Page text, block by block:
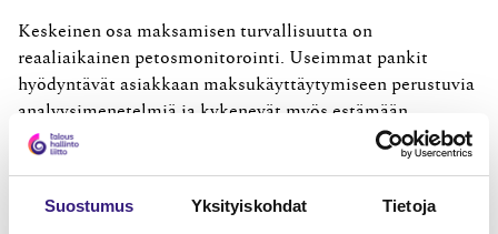
Suostumus Yksityiskohdat Tietoja
Keskeinen osa maksamisen turvallisuutta on
reaaliaikainen petosmonitorointi. Useimmat pankit
hyödyntävät asiakkaan maksukäyttäytymiseen perustuvia
analyysimenetelmiä ja kykenevät myös estämään
epäilyttäviä maksuja automaattisesti.
Finanssivalvonta suosittaa, että pankit kehittävät
monitorointia edelleen siten, että epäilyttävät maksut